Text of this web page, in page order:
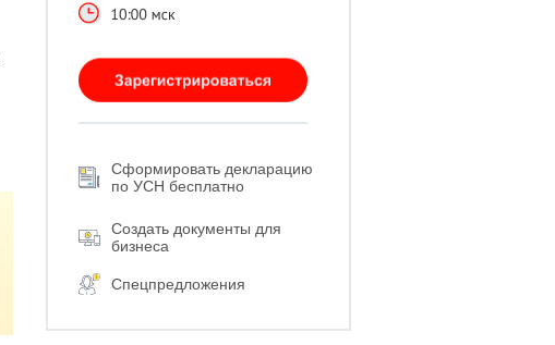
Сформировать декларацию
по УСН бесплатно
Создать документы для
бизнеса
Спецпредложения